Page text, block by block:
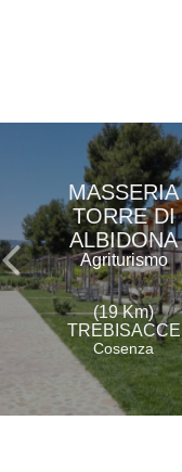
MASSERIA
TORRE DI
ALBIDONA
Agriturismo
(19 Km)
TREBISACCE
Cosenza